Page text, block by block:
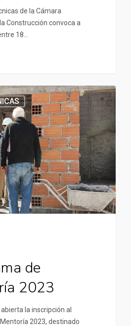
de la Cámara
Construcción convoca a
18…
de
2023
la inscripción al
2023, destinado